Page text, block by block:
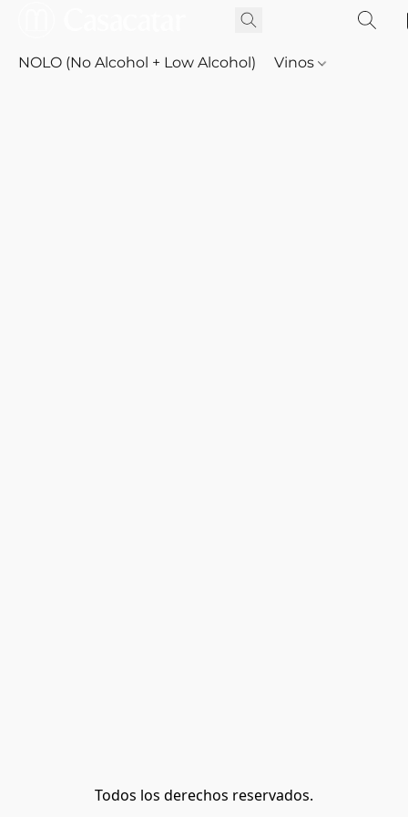
NOLO (No Alcohol + Low Alcohol) Vinos
Todos los derechos reservados.